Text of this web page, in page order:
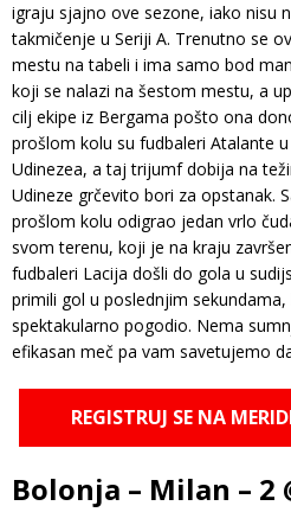
igraju sjajno ove sezone, iako nisu
takmičenje u Seriji A. Trenutno se
mestu na tabeli i ima samo bod
koji se nalazi na šestom mestu, a
cilj ekipe iz Bergama pošto ona
prošlom kolu su fudbaleri Atalante
Udinezea, a taj trijumf dobija na
Udineze grčevito bori za opstanak.
prošlom kolu odigrao jedan vrlo
svom terenu, koji je na kraju
fudbaleri Lacija došli do gola u
primili gol u poslednjim sekundama,
spektakularno pogodio. Nema
efikasan meč pa vam savetujemo
REGISTRUJ SE NA
Bolonja – Milan – 2